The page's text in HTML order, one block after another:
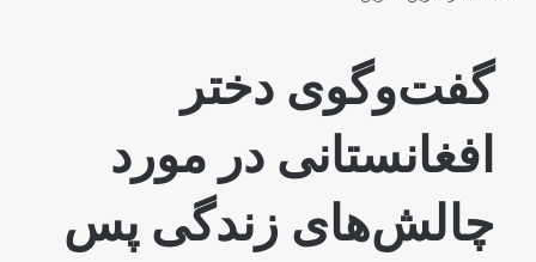
گفت‌وگوی دختر
افغانستانی در مورد
چالش‌های زندگی پس